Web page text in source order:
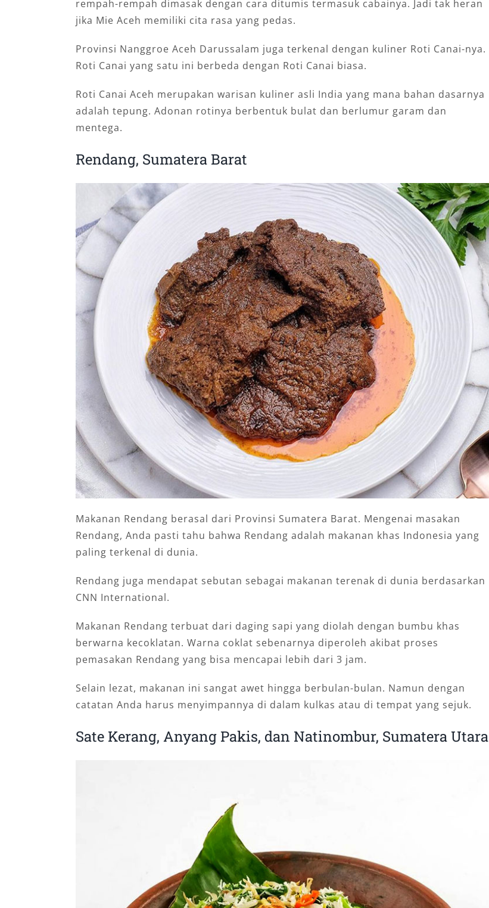
rempah-rempah dimasak dengan cara ditumis termasuk cabainya. Jadi tak heran
jika Mie Aceh memiliki cita rasa yang pedas.
Provinsi Nanggroe Aceh Darussalam juga terkenal dengan kuliner Roti Canai-nya.
Roti Canai yang satu ini berbeda dengan Roti Canai biasa.
Roti Canai Aceh merupakan warisan kuliner asli India yang mana bahan dasarnya
adalah tepung. Adonan rotinya berbentuk bulat dan berlumur garam dan
mentega.
Rendang, Sumatera Barat
Makanan Rendang berasal dari Provinsi Sumatera Barat. Mengenai masakan
Rendang, Anda pasti tahu bahwa Rendang adalah makanan khas Indonesia yang
paling terkenal di dunia.
Rendang juga mendapat sebutan sebagai makanan terenak di dunia berdasarkan
CNN International.
Makanan Rendang terbuat dari daging sapi yang diolah dengan bumbu khas
berwarna kecoklatan. Warna coklat sebenarnya diperoleh akibat proses
pemasakan Rendang yang bisa mencapai lebih dari 3 jam.
Selain lezat, makanan ini sangat awet hingga berbulan-bulan. Namun dengan
catatan Anda harus menyimpannya di dalam kulkas atau di tempat yang sejuk.
Sate Kerang, Anyang Pakis, dan Natinombur, Sumatera Utara